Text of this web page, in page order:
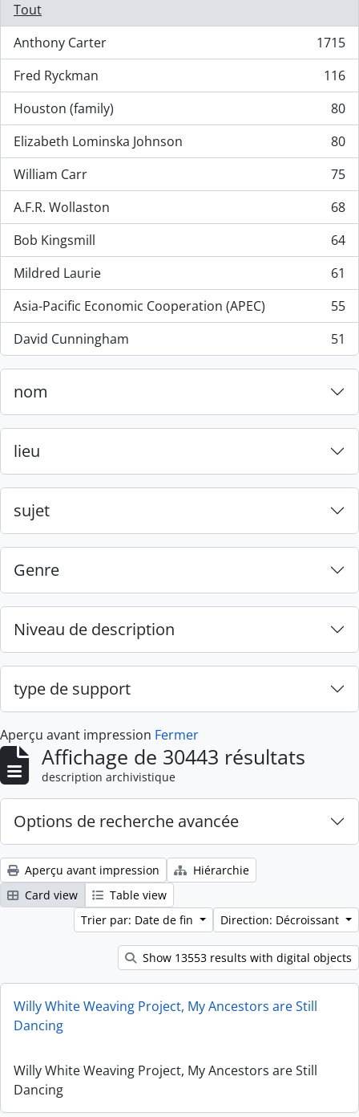
Tout
Anthony Carter
, 1715 résultats
1715
Fred Ryckman
, 116 résultats
116
Houston (family)
, 80 résultats
80
Elizabeth Lominska Johnson
, 80 résultats
80
William Carr
, 75 résultats
75
A.F.R. Wollaston
, 68 résultats
68
Bob Kingsmill
, 64 résultats
64
Mildred Laurie
, 61 résultats
61
Asia-Pacific Economic Cooperation (APEC)
, 55 résultats
55
David Cunningham
, 51 résultats 51
nom
lieu
sujet
Genre
Niveau de description
type de support
Aperçu avant impression Fermer
Affichage de 30443 résultats
description archivistique
Options de recherche avancée
Aperçu avant impression
Hiérarchie
Card view
Table view
Trier par: Date de fin
Direction: Décroissant
Show 13553 results with digital objects
Willy White Weaving Project, My Ancestors are Still
Dancing
Willy White Weaving Project, My Ancestors are Still
Dancing